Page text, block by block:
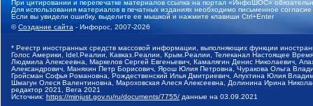
При цитировании и перепечатке материалов ссылка на портал «ИнфоШОС»
Для использования материалов в печатных изданиях необходимо письменное
Если вы увидели ошибку, выделите ее мышкой и нажмите клавиши Ctrl+Enter
©Создание сайта - Инфорос, 2007-2026
* Реестр иностранных средств массовой информации, выполняющих функции
Голос Америки, Idel.Реалии, Кавказ.Реалии, Крым.Реалии, Телеканал Настоящее
Людмила Алексеевна, Маркелов Сергей Евгеньевич, Камалягин Денис Николаевич,
Александрович, Маняхин Петр Борисович, Ярош Юлия Петровна, Чуракова Ольга
Гройсман Софья Романовна, Рождественский Илья Дмитриевич, Апухтина Юлия
Шмагун Олеся Валентиновна, Мароховская Алеся Алексеевна, Долинина Ирина
редактор 2021, Вега 2021
Источник: https://minjust.gov.ru/ru/documents/7755/ данные на 03.09.2021